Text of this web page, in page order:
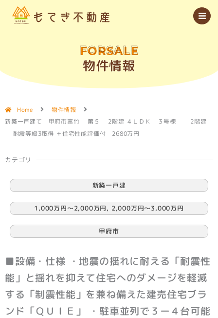
FORSALE
物件情報
Home
物件情報
新築一戸建て 甲府市富竹 第５ 2階建 ４ＬＤＫ ３号棟 2階建
耐震等級3取得 ＋住宅性能評価付 2680万円
カテゴリ
新築一戸建
1,000万円〜2,000万円, 2,000万円〜3,000万円
甲府市
■設備・仕様 ・地震の揺れに耐える「耐震性
能」と揺れを抑えて住宅へのダメージを軽減
する「制震性能」を兼ね備えた建売住宅ブラ
ンド「ＱＵＩＥ」 ・駐車並列で３ー４台可能